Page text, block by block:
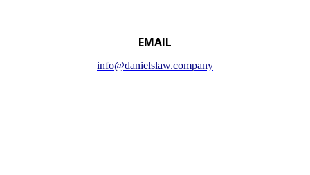
EMAIL
info@danielslaw.company